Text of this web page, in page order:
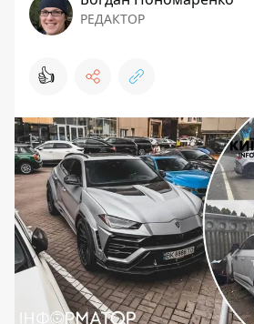
РЕДАКТОР
👍